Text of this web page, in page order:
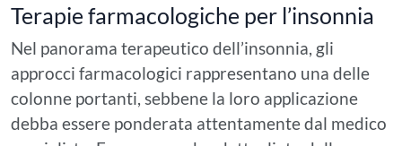
Terapie farmacologiche per l’insonnia
Nel panorama terapeutico dell’insonnia, gli
approcci farmacologici rappresentano una delle
colonne portanti, sebbene la loro applicazione
debba essere ponderata attentamente dal medico